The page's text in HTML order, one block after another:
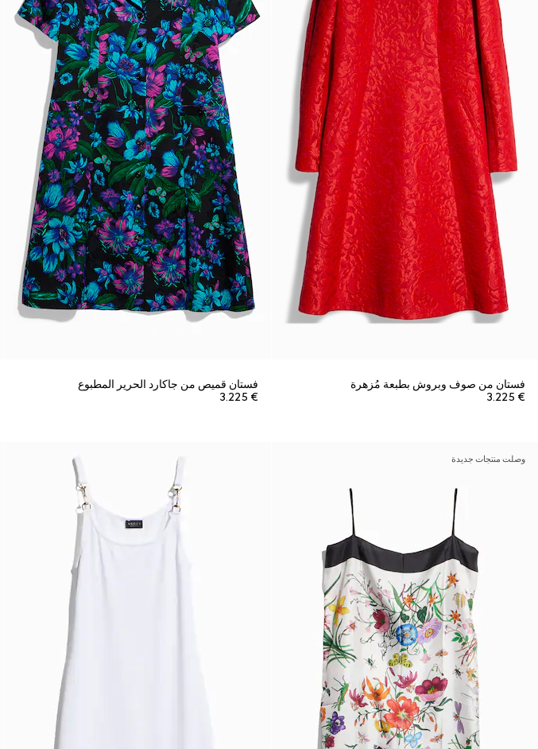
فستان من صوف وبروش بطبعة مُزهرة
€ 3.225
فستان قميص من جاكارد الحرير المطبوع
€ 3.225
وصلت منتجات جديدة